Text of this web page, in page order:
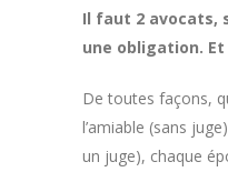
Il faut 2 avocats,
une obligation.
De toutes façons,
l’amiable (sans
un juge), chaque